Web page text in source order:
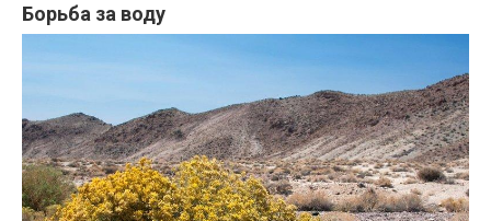
Борьба за воду